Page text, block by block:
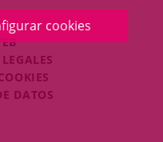
cookies
A
UNA
EXTERNA.
DATOS